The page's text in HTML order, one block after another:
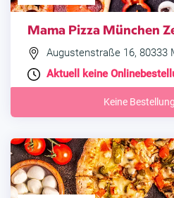
Mama Pizza München
Augustenstraße 16, 80333
Aktuell keine
Keine